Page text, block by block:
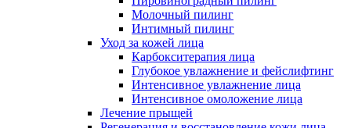
Молочный пилинг
Интимный пилинг
Уход за кожей лица
Карбокситерапия лица
Глубокое увлажнение и фейслифтинг
Интенсивное увлажнение лица
Интенсивное омоложение лица
Лечение прыщей